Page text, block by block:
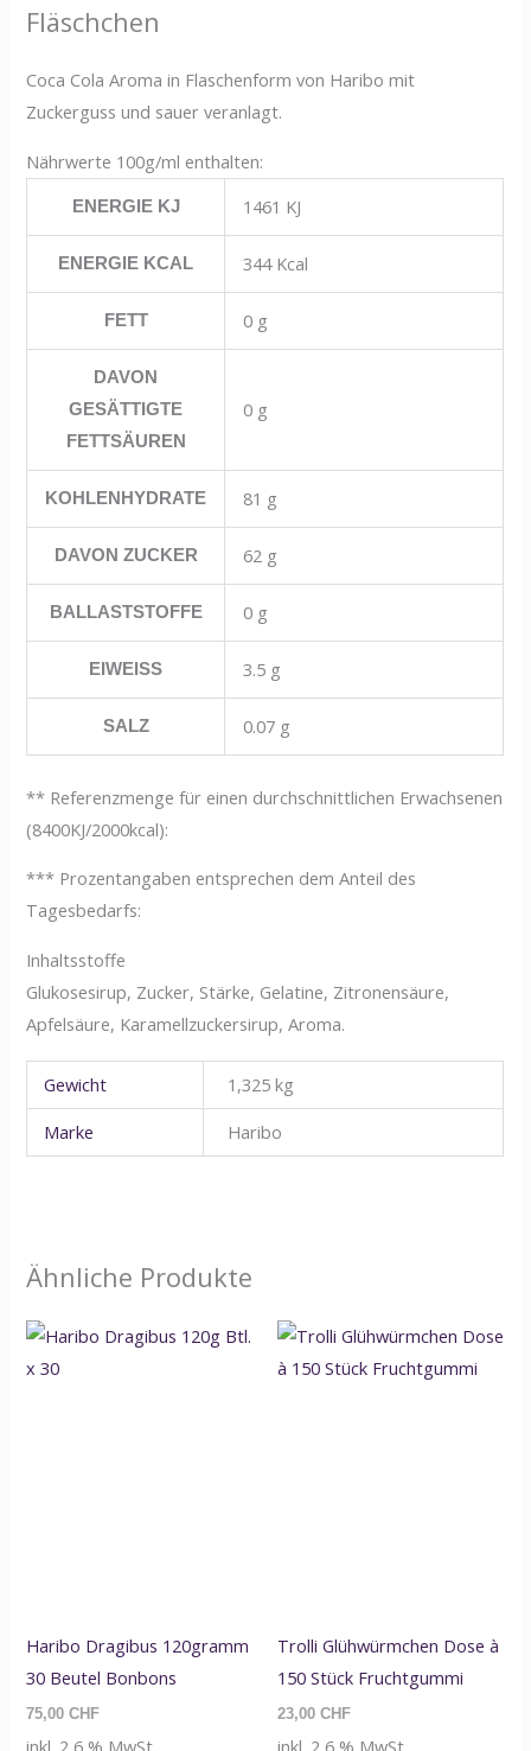
Fläschchen
Coca Cola Aroma in Flaschenform von Haribo mit
Zuckerguss und sauer veranlagt.
Nährwerte 100g/ml enthalten:
ENERGIE KJ 1461 KJ
ENERGIE KCAL 344 Kcal
FETT 0 g
DAVON
GESÄTTIGTE
FETTSÄUREN
0 g
KOHLENHYDRATE 81 g
DAVON ZUCKER 62 g
BALLASTSTOFFE 0 g
EIWEISS 3.5 g
SALZ 0.07 g
** Referenzmenge für einen durchschnittlichen Erwachsenen
(8400KJ/2000kcal):
*** Prozentangaben entsprechen dem Anteil des
Tagesbedarfs:
Inhaltsstoffe
Glukosesirup, Zucker, Stärke, Gelatine, Zitronensäure,
Apfelsäure, Karamellzuckersirup, Aroma.
Gewicht
1,325 kg
Marke
Haribo
Ähnliche Produkte
Haribo Dragibus 120gramm
30 Beutel Bonbons
75,00CHF
Trolli Glühwürmchen Dose à
150 Stück Fruchtgummi
23,00 CHF